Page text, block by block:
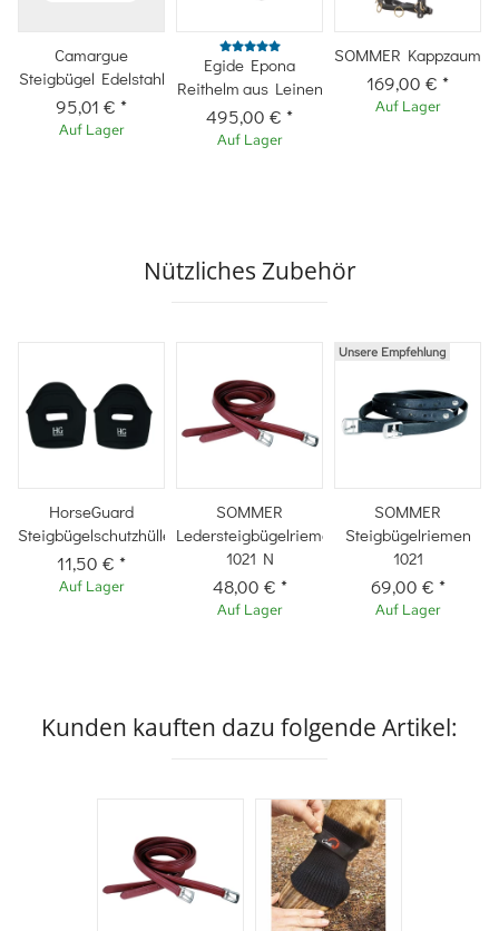
Camargue
Steigbügel Edelstahl
95,01 € *
Auf Lager
Egide Epona
Reithelm aus Leinen
495,00 € *
Auf Lager
SOMMER Kappzaum
169,00 € *
Auf Lager
Nützliches Zubehör
HorseGuard
Steigbügelschutzhülle
11,50 € *
Auf Lager
SOMMER
Ledersteigbügelriemen
1021 N
48,00 € *
Auf Lager
Unsere Empfehlung
SOMMER
Steigbügelriemen
1021
69,00 € *
Auf Lager
Kunden kauften dazu folgende Artikel: